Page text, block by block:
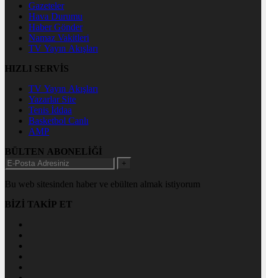
Gazeteler
Hava Durumu
Haber Gönder
Namaz Vakitleri
TV Yayın Akışları
HIZLI SERVİS
TV Yayın Akışları
Yazarlar Site
Tenis İddaa
Basketbol Canlı
AMP
BÜLTEN ABONELİĞİ
+
Bu web sitesinden haber ve ebülten almak istiyorum
BİZİ TAKİP ET